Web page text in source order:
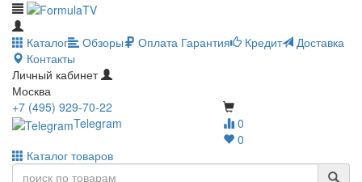
Каталог Обзоры Оплата Гарантия Кредит
Доставка
Контакты
Личный кабинет
Москва
0
0
+7 (495) 929-70-22
Telegram
Каталог товаров